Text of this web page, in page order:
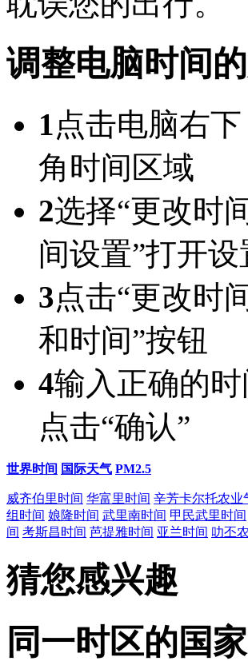
调整电脑时间
1点击电脑右下
角时间区域
2选择“更改时
间设置”打开设
3点击“更改时
和时间”按钮
4输入正确的时
点击“确认”
世界时间 国际天气 PM2.5
威齐伯里时间 华富里时间 辛芳卡尔托农业
组时间 娘隆时间 武里南时间 甲民武里时间
间 考斯昌时间 芭提雅时间 亚兰时间 叻丕
猜您感兴趣
同一时区的国